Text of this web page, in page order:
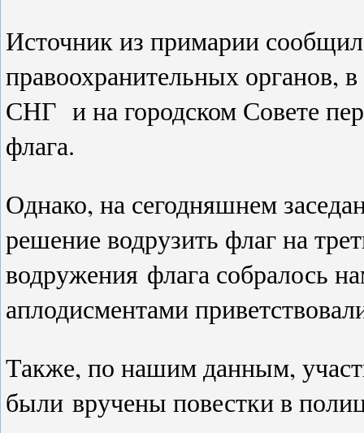
Источник из примарии
правоохранительных органов,
СНГ и на городском Совете
флага.
Однако, на сегодняшнем
решение водрузить флаг на
водружения флага собралось
аплодисментами
Также, по нашим данным,
были вручены повестки в